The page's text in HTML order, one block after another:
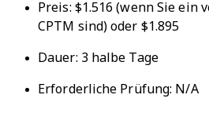
Preis: $1.516 (wenn Sie ein
CPTM sind) oder $1.895
Dauer: 3 halbe Tage
Erforderliche Prüfung: N/A